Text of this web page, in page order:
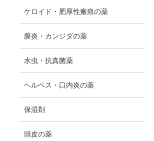
ケロイド・肥厚性瘢痕の薬
膣炎・カンジダの薬
水虫・抗真菌薬
ヘルペス・口内炎の薬
保湿剤
頭皮の薬